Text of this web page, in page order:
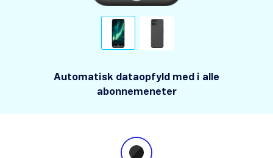
Automatisk dataopfyld med i alle
abonnemeneter